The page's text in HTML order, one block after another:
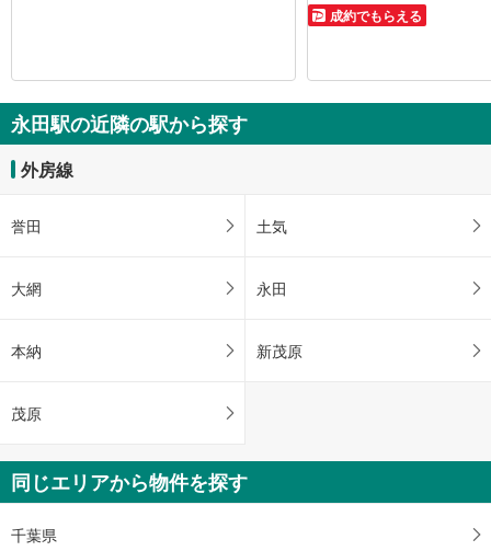
成約でもらえる
永田駅の近隣の駅から探す
外房線
誉田 土気
大網 永田
本納 新茂原
茂原
同じエリアから物件を探す
千葉県